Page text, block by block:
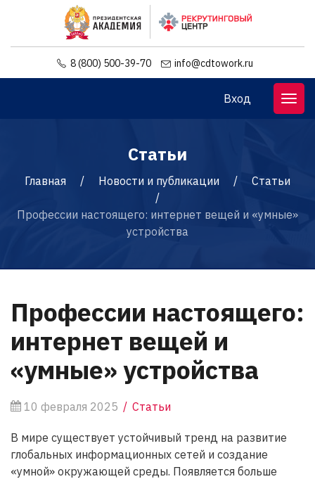
8 (800) 500-39-70 info@cdtowork.ru
Вход
Статьи
Главная Новости и публикации Статьи
Профессии настоящего: интернет вещей и «умные»
устройства
Профессии настоящего:
интернет вещей и
«умные» устройства
10 февраля 2025 Статьи
В мире существует устойчивый тренд на развитие
глобальных информационных сетей и создание
«умной» окружающей среды. Появляется больше